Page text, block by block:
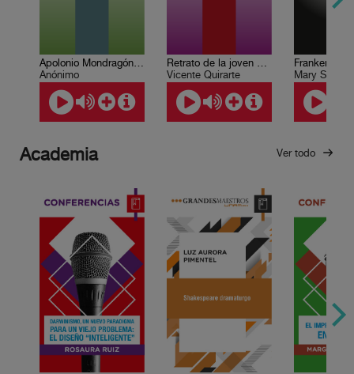
Apolonio Mondragón narra…
Anónimo
Retrato de la joven monstruo
Vicente Quirarte
Frankenstein
Mary Shelley
Academia Ver todo